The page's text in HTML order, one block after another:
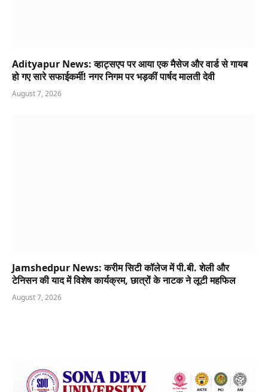
Adityapur News: व्हाट्सएप पर आया एक मैसेज और वार्ड से गायब
हो गए सारे सफाईकर्मी! नगर निगम पर भड़कीं पार्षद मालती देवी
August 7, 2026
Jamshedpur News: करीम सिटी कॉलेज में पी.बी. शेली और
टेनिसन की याद में विशेष कार्यक्रम, छात्रों के नाटक ने लूटी महफिल
August 7, 2026